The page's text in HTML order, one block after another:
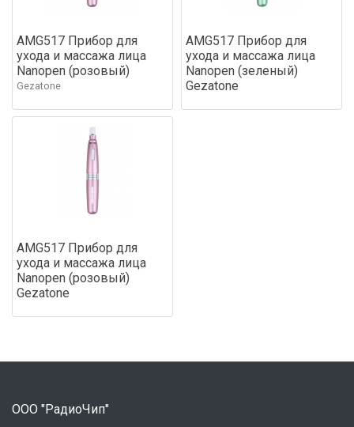
AMG517 Прибор для
ухода и массажа лица
Nanopen (розовый)
Gezatone
AMG517 Прибор для
ухода и массажа лица
Nanopen (зеленый)
Gezatone
AMG517 Прибор для
ухода и массажа лица
Nanopen (розовый)
Gezatone
ООО "РадиоЧип"